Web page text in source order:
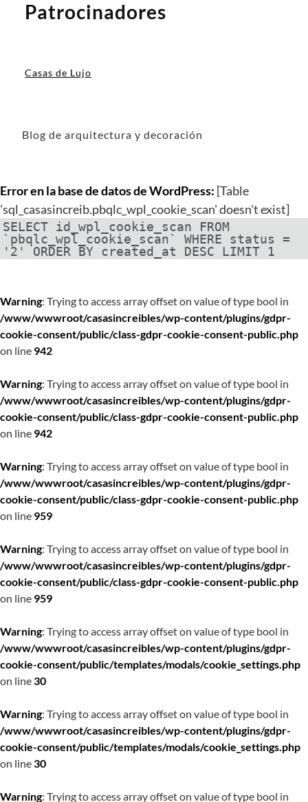
Patrocinadores
Casas de Lujo
Blog de arquitectura y decoración
Error en la base de datos de WordPress: [Table
'sql_casasincreib.pbqlc_wpl_cookie_scan' doesn't exist]
SELECT id_wpl_cookie_scan FROM
`pbqlc_wpl_cookie_scan` WHERE status =
'2' ORDER BY created_at DESC LIMIT 1
Warning: Trying to access array offset on value of type bool in
/www/wwwroot/casasincreibles/wp-content/plugins/gdpr-
cookie-consent/public/class-gdpr-cookie-consent-public.php
on line 942
Warning: Trying to access array offset on value of type bool in
/www/wwwroot/casasincreibles/wp-content/plugins/gdpr-
cookie-consent/public/class-gdpr-cookie-consent-public.php
on line 942
Warning: Trying to access array offset on value of type bool in
/www/wwwroot/casasincreibles/wp-content/plugins/gdpr-
cookie-consent/public/class-gdpr-cookie-consent-public.php
on line 959
Warning: Trying to access array offset on value of type bool in
/www/wwwroot/casasincreibles/wp-content/plugins/gdpr-
cookie-consent/public/class-gdpr-cookie-consent-public.php
on line 959
Warning: Trying to access array offset on value of type bool in
/www/wwwroot/casasincreibles/wp-content/plugins/gdpr-
cookie-consent/public/templates/modals/cookie_settings.php
on line30
Warning: Trying to access array offset on value of type bool in
/www/wwwroot/casasincreibles/wp-content/plugins/gdpr-
cookie-consent/public/templates/modals/cookie_settings.php
on line30
Warning: Trying to access array offset on value of type bool in